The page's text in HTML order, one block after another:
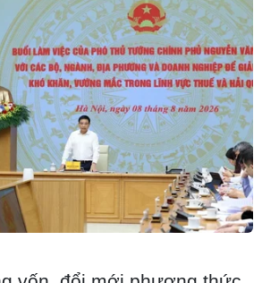
quả điều tra ban đầu vụ
tâm London